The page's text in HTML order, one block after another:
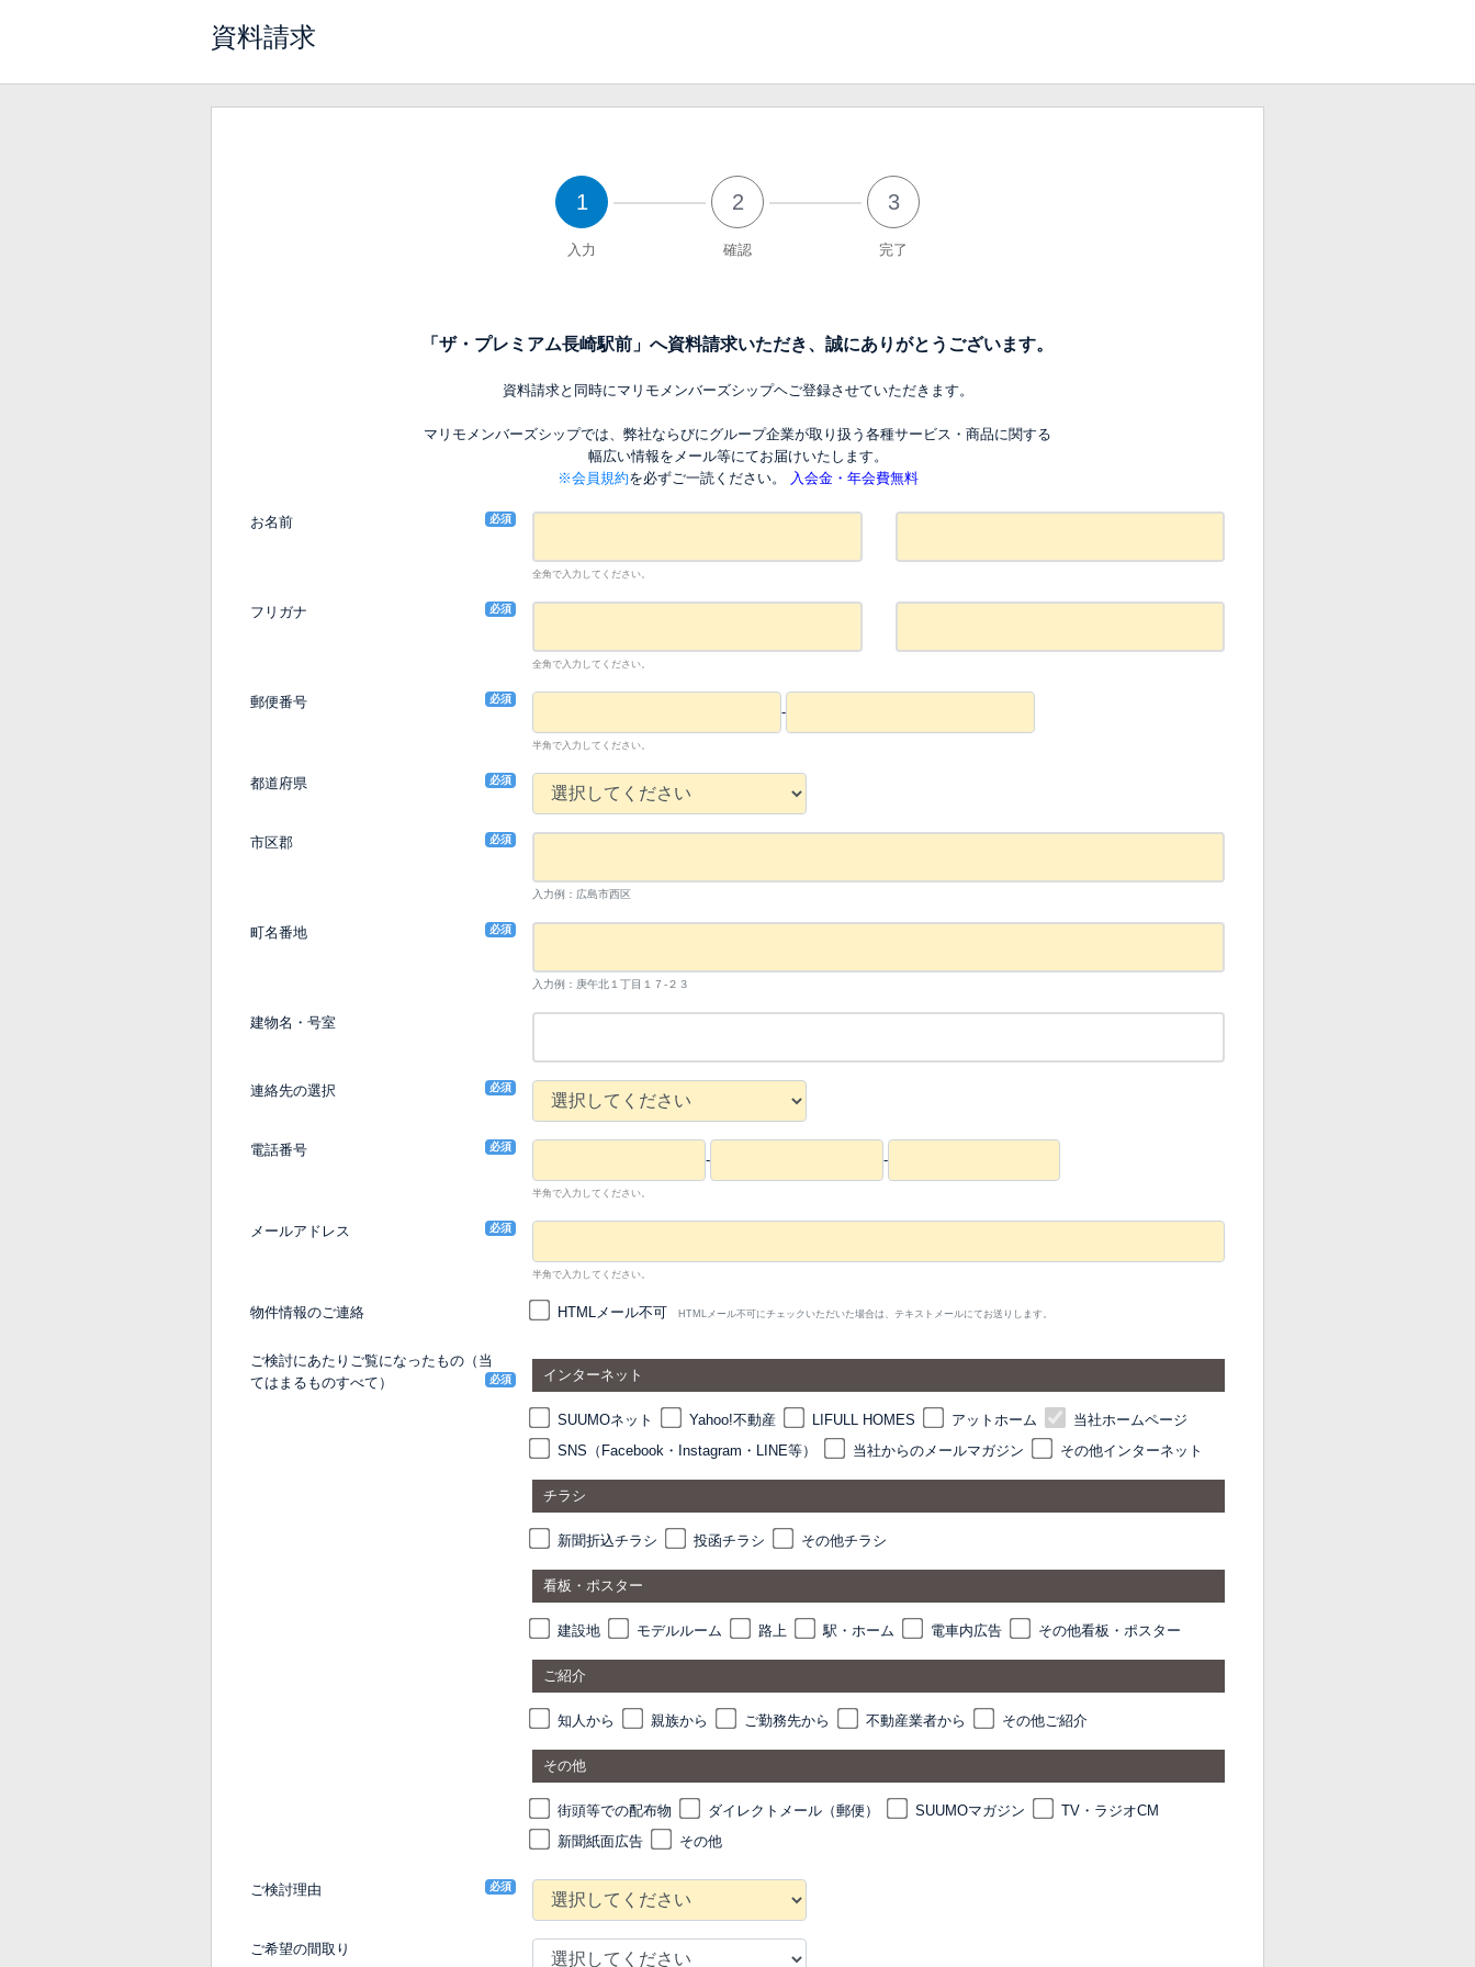
資料請求
1
入力
2
確認
3
完了
「ザ・プレミアム長崎駅前」へ資料請求いただき、誠にありがとうございます。
資料請求と同時にマリモメンバーズシップヘご登録させていただきます。
マリモメンバーズシップでは、弊社ならびにグループ企業が取り扱う各種サービス・商品に関する
幅広い情報をメール等にてお届けいたします。
※会員規約を必ずご一読ください。 入会金・年会費無料
お名前 必須
全角で入力してください。
フリガナ 必須
全角で入力してください。
郵便番号 必須
-
半角で入力してください。
都道府県 必須
市区郡 必須
入力例：広島市西区
町名番地 必須
入力例：庚午北１丁目１７-２３
建物名・号室
連絡先の選択 必須
電話番号 必須
- -
半角で入力してください。
メールアドレス 必須
半角で入力してください。
物件情報のご連絡 HTMLメール不可 HTMLメール不可にチェックいただいた場合は、テキストメールにてお送りします。
ご検討にあたりご覧になったもの（当
てはまるものすべて）
必須 インターネット
SUUMOネット Yahoo!不動産 LIFULL HOMES アットホーム
当社ホームページ
SNS（Facebook・Instagram・LINE等）
当社からのメールマガジン その他インターネット
チラシ
新聞折込チラシ 投函チラシ その他チラシ
看板・ポスター
建設地 モデルルーム 路上 駅・ホーム 電車内広告 その他看板・ポスター
ご紹介
知人から 親族から ご勤務先から 不動産業者から その他ご紹介
その他
街頭等での配布物 ダイレクトメール（郵便） SUUMOマガジン
TV・ラジオCM
新聞紙面広告
その他
ご検討理由 必須
ご希望の間取り